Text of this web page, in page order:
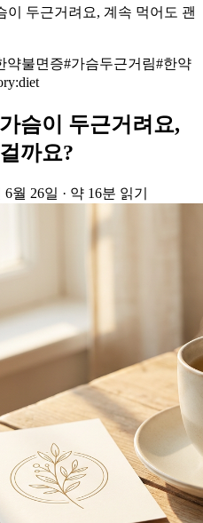
이 두근거려요, 계속 먹어도 괜
약불면증#가슴두근거림#한약
슴이 두근거려요,
까요?
6월 26일 · 약 16분 읽기